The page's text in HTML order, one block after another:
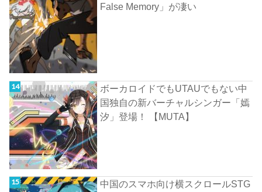
False Memory」が凄い
ボーカロイドでもUTAUでもない中
国独自の新バーチャルシンガー「嫣
汐」登場！ 【MUTA】
中国のスマホ向け横スクロールSTG